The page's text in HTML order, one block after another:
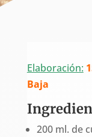
Elaboración:
Baja
200 ml. de